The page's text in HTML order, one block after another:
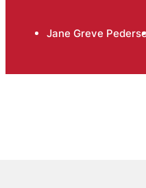
Jane Greve